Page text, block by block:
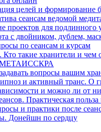
целей и формирование
сеансам ведомой
проектов для подлинного
с двойником, дублем,
по сеансам и курсам
такие хранители и чем
МЕТАИССКРА
вопросы вашим
и активный транс. О
и можно ли
Практическая польза
и практики после
Донейшн по сердцу